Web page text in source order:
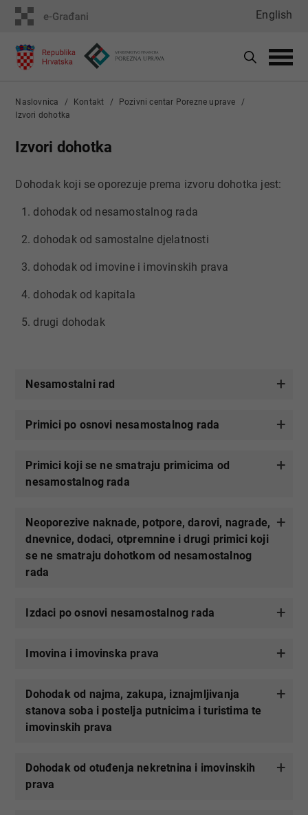
English
Naslovnica Kontakt
Pozivni centar Porezne uprave
Izvori dohotka
Izvori dohotka
Dohodak koji se oporezuje prema izvoru dohotka jest:
1. dohodak od nesamostalnog rada
2. dohodak od samostalne djelatnosti
3. dohodak od imovine i imovinskih prava
4. dohodak od kapitala
5. drugi dohodak
Nesamostalni rad
Primici po osnovi nesamostalnog rada
Primici koji se ne smatraju primicima od
nesamostalnog rada
Neoporezive naknade, potpore, darovi, ​nagrade,​
dnevnice, dodaci, otpremnine i drugi primici koji
se ne smatraju dohotkom od nesamostalnog
rada
Izdaci po osnovi nesamostalnog rada
Imovina i imovinska prava
Dohodak od najma, zakupa, iznajmljivanja
stanova soba i postelja putnicima i turistima te
imovinskih prava
Dohodak od otuđenja nekretnina i imovinskih
prava